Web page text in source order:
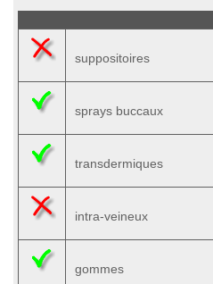
suppositoires
sprays buccaux
transdermiques
intra-veineux
gommes